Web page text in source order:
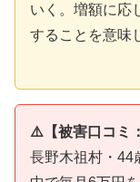
いく。増額に応
することを意味
⚠️【被害口コミ
長野木祖村・44